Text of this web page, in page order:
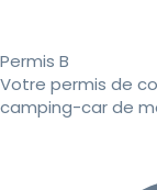
Permis B
Votre permis de
camping-car de